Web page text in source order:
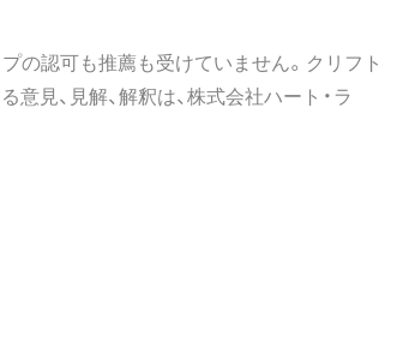
の認可も推薦も受けていません。クリフト
見、見解、解釈は、株式会社ハート・ラ